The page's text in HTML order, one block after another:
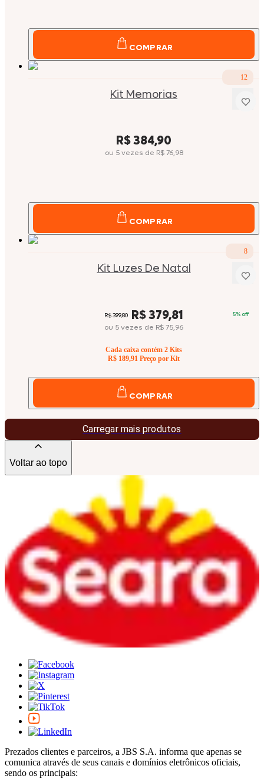
COMPRAR
Kit Memorias
Price:
R$ 384,90
ou 5vezes de R$ 76,98
12
COMPRAR
Kit Luzes De Natal
Original price:
R$ 399,80 Price:
R$ 379,81 5% off
ou 5vezes de R$ 75,96
Cada caixa contém 2 Kits
R$ 189,91 Preço por Kit
8
COMPRAR
Carregar mais produtos
Prezados clientes e parceiros, a JBS S.A. informa que apenas se
comunica através de seus canais e domínios eletrônicos oficiais,
sendo os principais: